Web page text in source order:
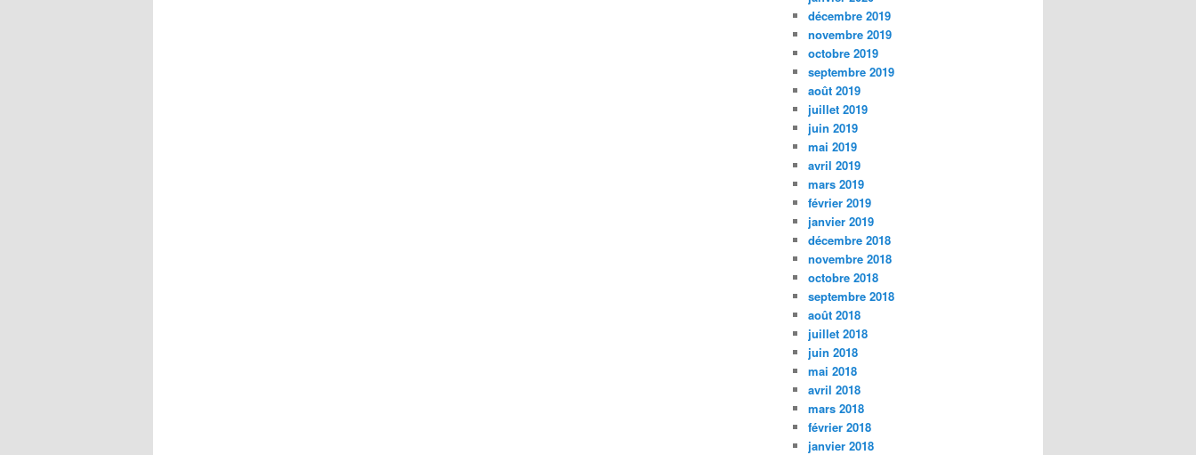
décembre 2019
novembre 2019
octobre 2019
septembre 2019
août 2019
juillet 2019
juin 2019
mai 2019
avril 2019
mars 2019
février 2019
janvier 2019
décembre 2018
novembre 2018
octobre 2018
septembre 2018
août 2018
juillet 2018
juin 2018
mai 2018
avril 2018
mars 2018
février 2018
janvier 2018